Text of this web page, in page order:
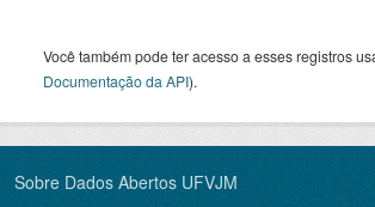
Você também pode ter acesso a esses registros
Documentação da API).
Sobre Dados Abertos UFVJM